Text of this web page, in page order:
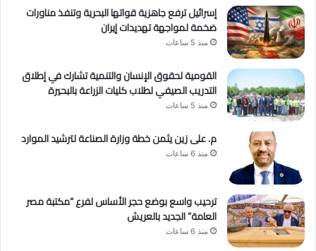
إسرائيل ترفع جاهزية قواتها البحرية وتنفذ مناورات
ضخمة لمواجهة تهديدات إيران
منذ 5 ساعات
القومية لحقوق الإنسان والتنمية تشارك في إطلاق
التدريب الصيفي لطلاب كليات الزراعة بالبحيرة
منذ 5 ساعات
م. على زين يثمن خطة وزارة الصناعة لترشيد الموارد
منذ 6 ساعات
ترحيب واسع بوضع حجر الأساس لفرع “مكتبة مصر
العامة” الجديد بالعريش
منذ 6 ساعات